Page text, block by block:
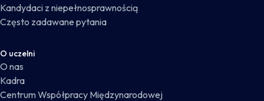
Kandydaci z niepełnosprawnością
Często zadawane pytania
O uczelni
O nas
Kadra
Centrum Współpracy Międzynarodowej